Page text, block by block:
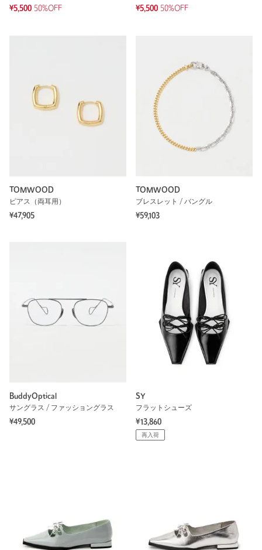
¥5,500 50%OFF
¥5,500 50%OFF
TOMWOOD
ピアス（両耳用）
¥47,905
TOMWOOD
ブレスレット / バングル
¥59,103
BuddyOptical
サングラス / ファッショングラス
¥49,500
SY
フラットシューズ
¥13,860
再入荷